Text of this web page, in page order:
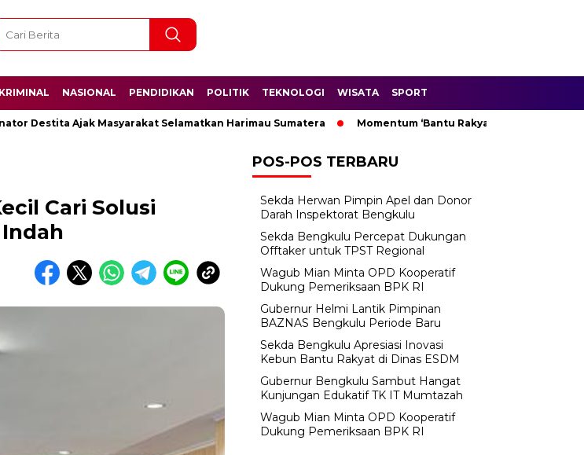
KRIMINAL NASIONAL PENDIDIKAN POLITIK TEKNOLOGI WISATA SPORT
Ajak Masyarakat Selamatkan Harimau Sumatera Momentum ‘Bantu Rakyat’: Wagub Mian Minta
Cari Solusi
POS-POS TERBARU
Sekda Herwan Pimpin Apel dan Donor
Darah Inspektorat Bengkulu
Sekda Bengkulu Percepat Dukungan
Offtaker untuk TPST Regional
Wagub Mian Minta OPD Kooperatif
Dukung Pemeriksaan BPK RI
Gubernur Helmi Lantik Pimpinan
BAZNAS Bengkulu Periode Baru
Sekda Bengkulu Apresiasi Inovasi
Kebun Bantu Rakyat di Dinas ESDM
Gubernur Bengkulu Sambut Hangat
Kunjungan Edukatif TK IT Mumtazah
Wagub Mian Minta OPD Kooperatif
Dukung Pemeriksaan BPK RI